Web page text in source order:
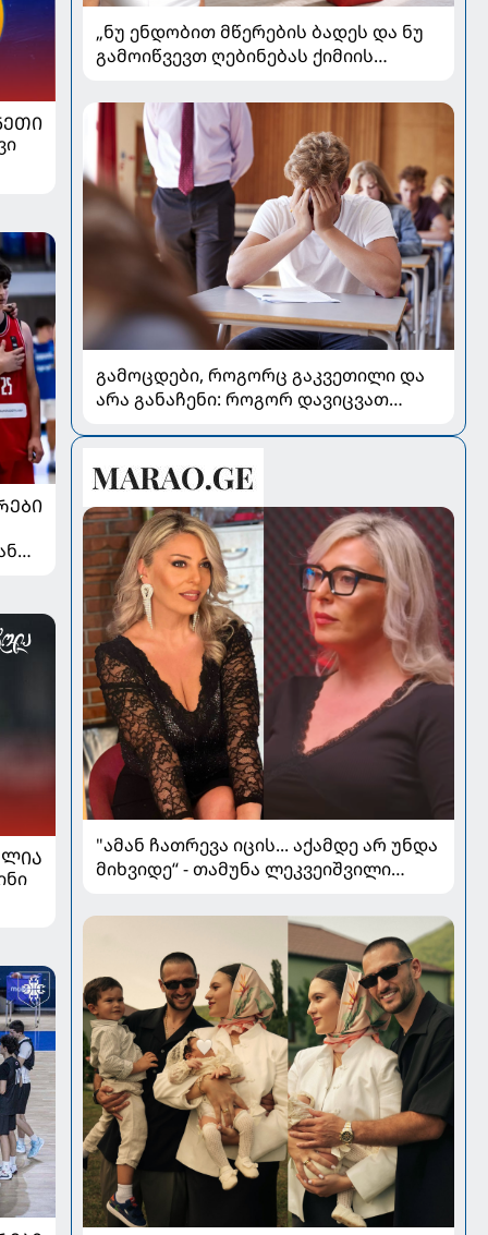
„ნუ ენდობით მწერების ბადეს და ნუ
გამოიწვევთ ღებინებას ქიმიის
ბავშვი კრიტიკულ სიტუაციაში,
პედიატრ სალომე ახვლედიანის
რჩევები
გამოცდები, როგორც გაკვეთილი და
არა განაჩენი: როგორ დავიცვათ
"ამან ჩათრევა იცის... აქამდე არ უნდა
მიხვიდე“ - თამუნა ლეკვეიშვილი